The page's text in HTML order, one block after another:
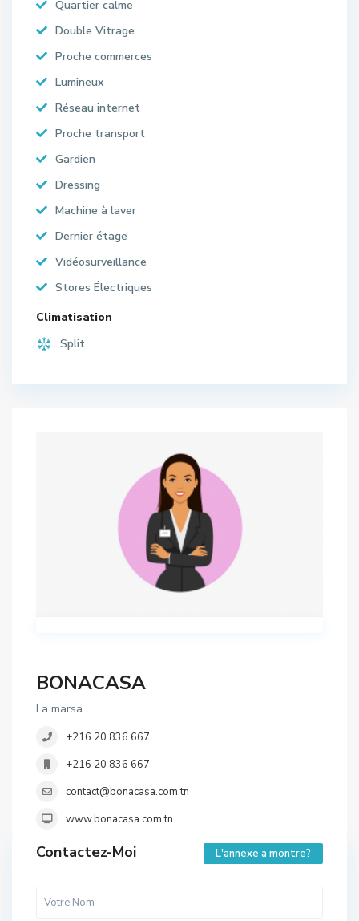
Quartier calme
Double Vitrage
Proche commerces
Lumineux
Réseau internet
Proche transport
Gardien
Dressing
Machine à laver
Dernier étage
Vidéosurveillance
Stores Électriques
Climatisation
Split
BONACASA
La marsa
+216 20 836 667
+216 20 836 667
contact@bonacasa.com.tn
www.bonacasa.com.tn
Contactez-Moi L'annexe a montre?